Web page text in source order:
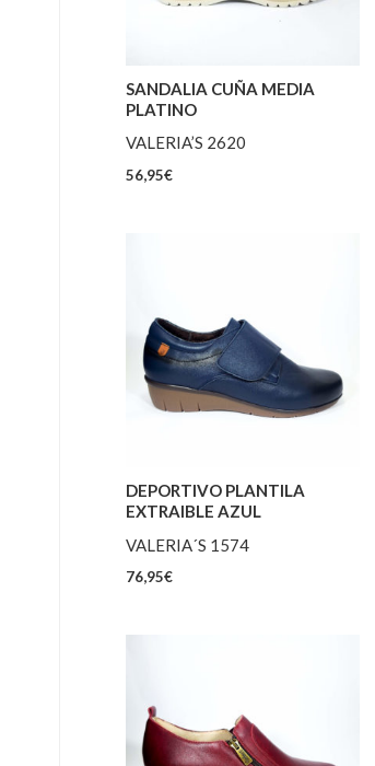
SANDALIA CUÑA MEDIA
PLATINO
VALERIA’S 2620
56,95€
DEPORTIVO PLANTILA
EXTRAIBLE AZUL
VALERIA´S 1574
76,95€